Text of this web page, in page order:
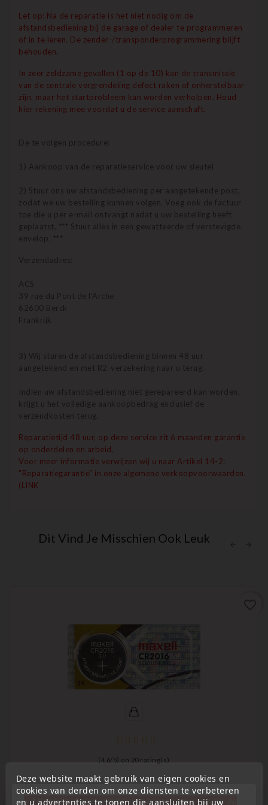
Let op: Na de reparatie is het niet nodig om de
afstandsbediening bij de garage of dealer te programmeren
of in te leren. De zender-/transponderprogrammering blijft
behouden.
In zeer zeldzame gevallen (1 op de 10) kan de transmissie
van de centrale vergrendeling defect raken of onherstelbaar
zijn, maar het startprobleem kan worden verholpen. Houd
hier rekening mee voordat u de service aanschaft.
De te volgen procedure:
1) Aankoop van de reparatieservice voor uw sleutel
2) Stuur ons uw afstandsbediening per aangetekende post,
zodat we uw bestelling kunnen volgen. Voeg ook de factuur
toe die u per e-mail ontvangt nadat u uw bestelling heeft
geplaatst. *** Stuur alles in een gewatteerde of verstevigde
envelop. ***
Verzendadres:
ACS
39 rue du Pont de l'Arche
62600 Berck
Frankrijk
3) Wij sturen de afstandsbediening binnen 48 uur
aangetekend en met R2-verzekering naar u terug.
Indien uw afstandsbediening niet gerepareerd kan worden,
krijgt u het volledige aankoopbedrag exclusief de
verzendkosten terug.
Reparatietijd 48 uur, op deze service zit 6 maanden garantie
op onderdelen en arbeid.
Voor meer informatie verwijzen wij u naar Artikel 14-2:
"Reparatiegarantie" in onze algemene verkoopvoorwaarden.
(LINK
Dit Vind Je Misschien Ook Leuk
( 4,6/ 5) on 20rating(s)
Lithium-batterijen met lange
levensduur
Maxell CR2016 Lithium Batterij Voor Afstandsbediening,
Deze website maakt gebruik van eigen cookies en
cookies van derden om onze diensten te verbeteren
en u advertenties te tonen die aansluiten bij uw
« Attention, notre société sera fermée pour congés du